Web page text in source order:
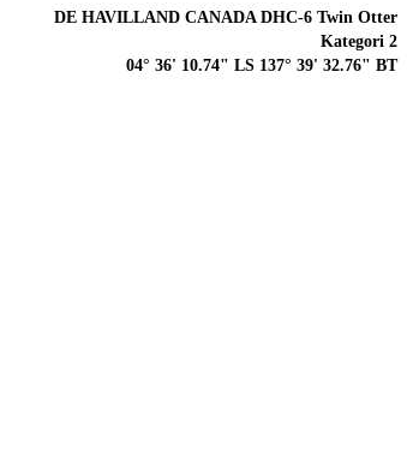
DE HAVILLAND CANADA DHC-6 Twin Otter
Kategori 2
04° 36' 10.74" LS 137° 39' 32.76" BT